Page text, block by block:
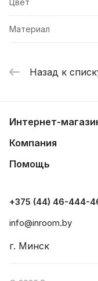
Цвет
Материал
Назад к
Интернет-
Компания
Помощь
+375 (44) 46-444-
info@inroom.by
г. Минск